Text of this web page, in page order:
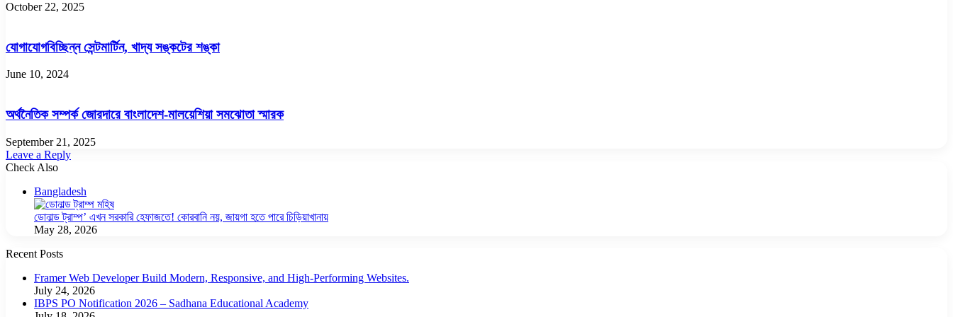
October 22, 2025
যোগাযোগবিচ্ছিন্ন সেন্টমার্টিন, খাদ্য সঙ্কটের শঙ্কা
June 10, 2024
অর্থনৈতিক সম্পর্ক জোরদারে বাংলাদেশ-মালয়েশিয়া সমঝোতা স্মারক
September 21, 2025
Leave a Reply
Check Also
Bangladesh
ডোনাল্ড ট্রাম্প’ এখন সরকারি হেফাজতে! কোরবানি নয়, জায়গা হতে পারে চিড়িয়াখানায়
May 28, 2026
Recent Posts
Framer Web Developer Build Modern, Responsive, and High-Performing Websites.
July 24, 2026
IBPS PO Notification 2026 – Sadhana Educational Academy